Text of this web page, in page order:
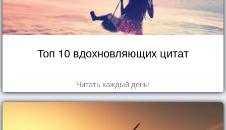
Топ 10 вдохновляющих цитат
Читать каждый день!